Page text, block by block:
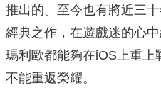
推出的。至今也有將近三
經典之作，在遊戲迷的心
瑪利歐都能夠在iOS上重上
不能重返榮耀。